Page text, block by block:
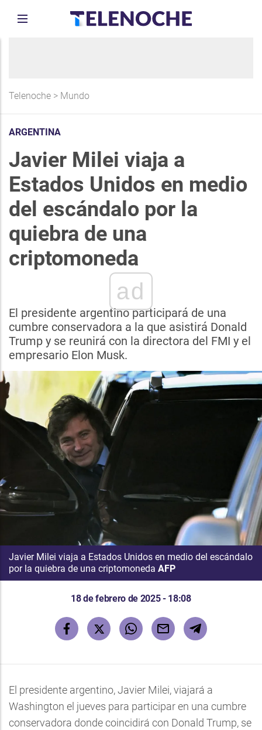
Telenoche > Mundo
ARGENTINA
Javier Milei viaja a
Estados Unidos en medio
del escándalo por la
quiebra de una
criptomoneda
ad
El presidente argentino participará de una
cumbre conservadora a la que asistirá Donald
Trump y se reunirá con la directora del FMI y el
empresario Elon Musk.
Javier Milei viaja a Estados Unidos en medio del escándalo
por la quiebra de una criptomoneda AFP
18 de febrero de 2025 - 18:08
El presidente argentino, Javier Milei, viajará a
Washington el jueves para participar en una cumbre
conservadora donde coincidirá con Donald Trump, se